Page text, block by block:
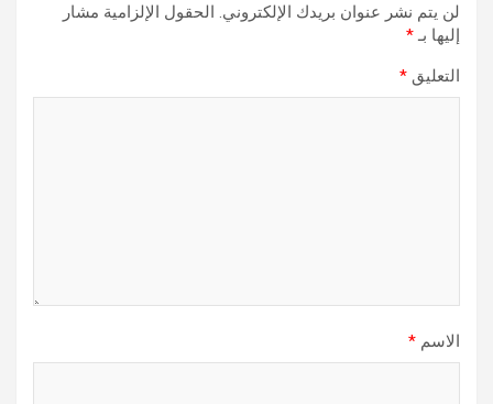
لن يتم نشر عنوان بريدك الإلكتروني. الحقول الإلزامية مشار
إليها بـ*
التعليق *
الاسم *